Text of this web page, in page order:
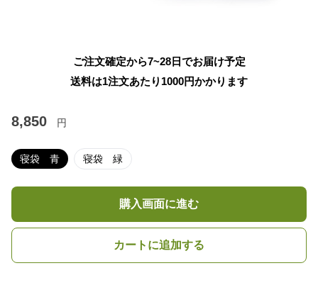
ご注文確定から7~28日でお届け予定
送料は1注文あたり 1000円かかります
8,850 円
寝袋 青 寝袋 緑
購入画面に進む
カートに追加する